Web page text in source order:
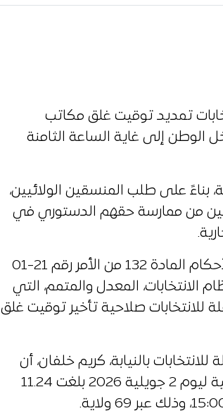
تمديد توقيت غلق مكاتب
الوطن إلى غاية الساعة الثامنة
بناءً على طلب المنسقين الولائيين،
من ممارسة حقهم الدستوري في
وأوضح البيان أن الإجراء يأتي تطبيقًا لأحكام المادة 132 من الأمر رقم 21-01
الانتخابات، المعدل والمتمم، التي
صلاحية تأخير توقيت غلق
بالنيابة، كريم خلفان، أن
نسبة المشاركة في الانتخابات التشريعية ليوم 2 جويلية 2026 بلغت 11.24